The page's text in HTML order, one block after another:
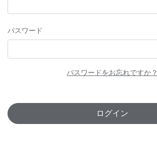
パスワード
パスワードをお忘れですか？
ログイン